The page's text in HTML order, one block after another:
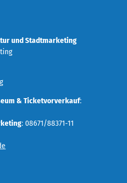
und Stadtmarketing
& Ticketvorverkauf:
: 08671/88371-11